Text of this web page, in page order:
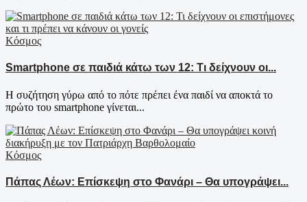
Κόσμος
Smartphone σε παιδιά κάτω των 12: Τι δείχνουν οι...
Η συζήτηση γύρω από το πότε πρέπει ένα παιδί να αποκτά το
πρώτο του smartphone γίνεται...
Κόσμος
Πάπας Λέων: Επίσκεψη στο Φανάρι – Θα υπογράψει...